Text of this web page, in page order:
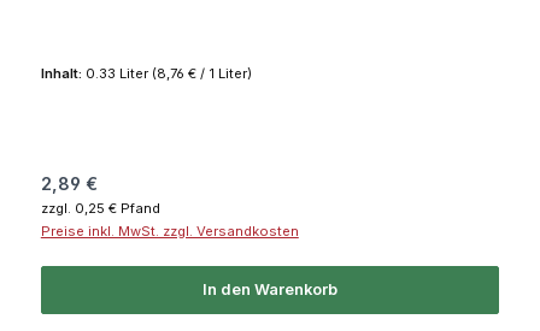
Inhalt: 0.33 Liter (8,76 € / 1 Liter)
Regulärer Preis:
2,89 €
zzgl. 0,25 € Pfand
Preise inkl. MwSt. zzgl. Versandkosten
In den Warenkorb